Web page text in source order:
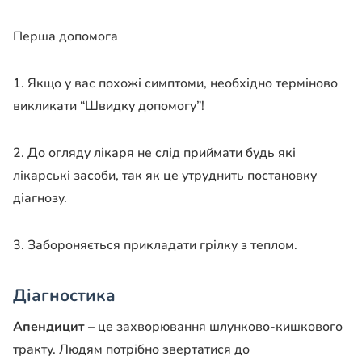
Перша допомога
1. Якщо у вас похожі симптоми, необхідно терміново
викликати “Швидку допомогу”!
2. До огляду лікаря не слід приймати будь які
лікарські засоби, так як це утруднить постановку
діагнозу.
3. Забороняється прикладати грілку з теплом.
Діагностика
Апендицит– це захворювання шлунково-кишкового
тракту. Людям потрібно звертатися до